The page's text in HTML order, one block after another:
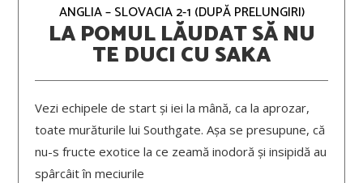
ANGLIA – SLOVACIA 2-1 (DUPĂ PRELUNGIRI)
LA POMUL LĂUDAT SĂ NU
TE DUCI CU SAKA
Vezi echipele de start și iei la mână, ca la aprozar,
toate murăturile lui Southgate. Așa se presupune, că
nu-s fructe exotice la ce zeamă inodoră și insipidă au
spârcâit în meciurile